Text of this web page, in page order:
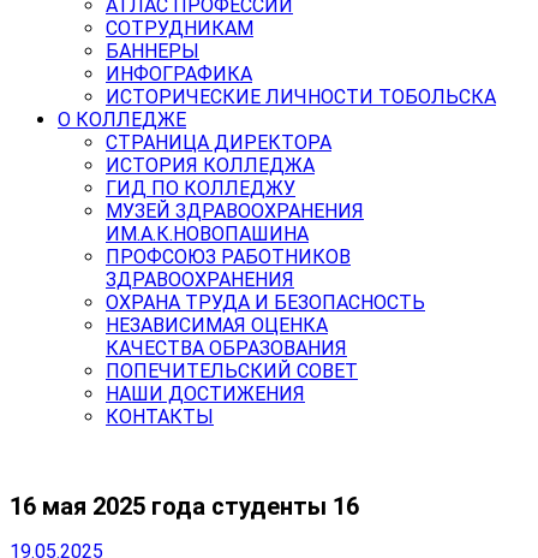
АТЛАС ПРОФЕССИЙ
СОТРУДНИКАМ
БАННЕРЫ
ИНФОГРАФИКА
ИСТОРИЧЕСКИЕ ЛИЧНОСТИ ТОБОЛЬСКА
О КОЛЛЕДЖЕ
СТРАНИЦА ДИРЕКТОРА
ИСТОРИЯ КОЛЛЕДЖА
ГИД ПО КОЛЛЕДЖУ
МУЗЕЙ ЗДРАВООХРАНЕНИЯ
ИМ.А.К.НОВОПАШИНА
ПРОФСОЮЗ РАБОТНИКОВ
ЗДРАВООХРАНЕНИЯ
ОХРАНА ТРУДА И БЕЗОПАСНОСТЬ
НЕЗАВИСИМАЯ ОЦЕНКА
КАЧЕСТВА ОБРАЗОВАНИЯ
ПОПЕЧИТЕЛЬСКИЙ СОВЕТ
НАШИ ДОСТИЖЕНИЯ
КОНТАКТЫ
16 мая 2025 года студенты 16
19.05.2025